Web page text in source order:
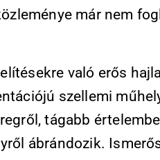
már nem
való erős
szellemi
tágabb
ábrándozik.